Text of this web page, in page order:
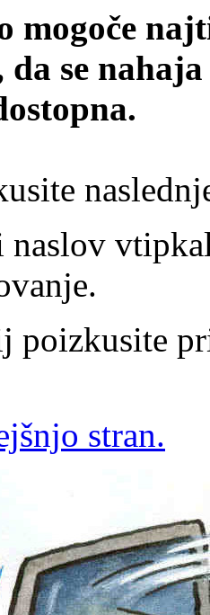
mogoče
da se
naslov
poizkusite
stran.